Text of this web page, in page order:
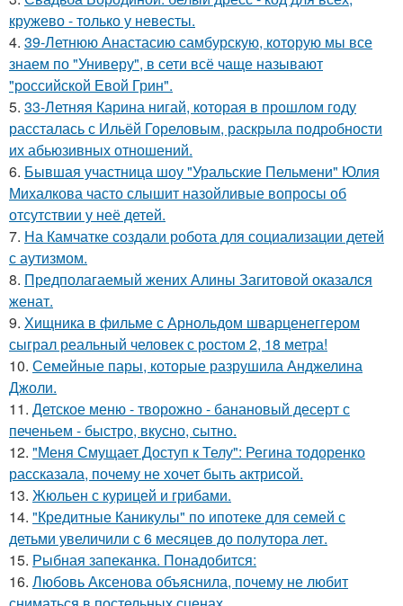
кружево - только у невесты.
4. 39-Летнюю Анастасию самбурскую, которую мы все
знаем по "Универу", в сети всё чаще называют
"российской Евой Грин".
5. 33-Летняя Карина нигай, которая в прошлом году
рассталась с Ильёй Гореловым, раскрыла подробности
их абьюзивных отношений.
6. Бывшая участница шоу "Уральские Пельмени" Юлия
Михалкова часто слышит назойливые вопросы об
отсутствии у неё детей.
7. На Камчатке создали робота для социализации детей
с аутизмом.
8. Предполагаемый жених Алины Загитовой оказался
женат.
9. Хищника в фильме с Арнольдом шварценеггером
сыграл реальный человек с ростом 2, 18 метра!
10. Семейные пары, которые разрушила Анджелина
Джоли.
11. Детское меню - творожно - банановый десерт с
печеньем - быстро, вкусно, сытно.
12. "Меня Смущает Доступ к Телу": Регина тодоренко
рассказала, почему не хочет быть актрисой.
13. Жюльен с курицей и грибами.
14. "Кредитные Каникулы" по ипотеке для семей с
детьми увеличили с 6 месяцев до полутора лет.
15. Рыбная запеканка. Понадобится:
16. Любовь Аксенова объяснила, почему не любит